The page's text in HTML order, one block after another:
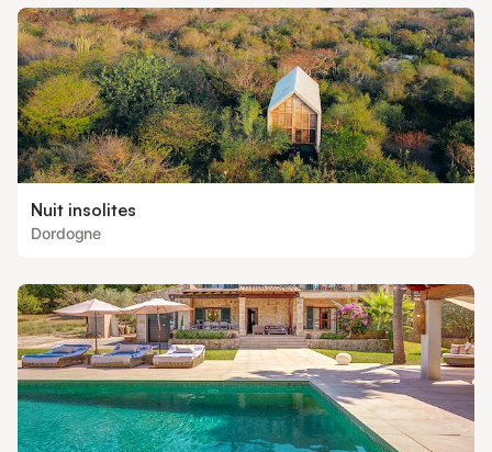
Nuit insolites
Dordogne